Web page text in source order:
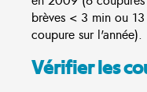
brèves < 3 min ou
coupure sur l'année).
Vérifier les